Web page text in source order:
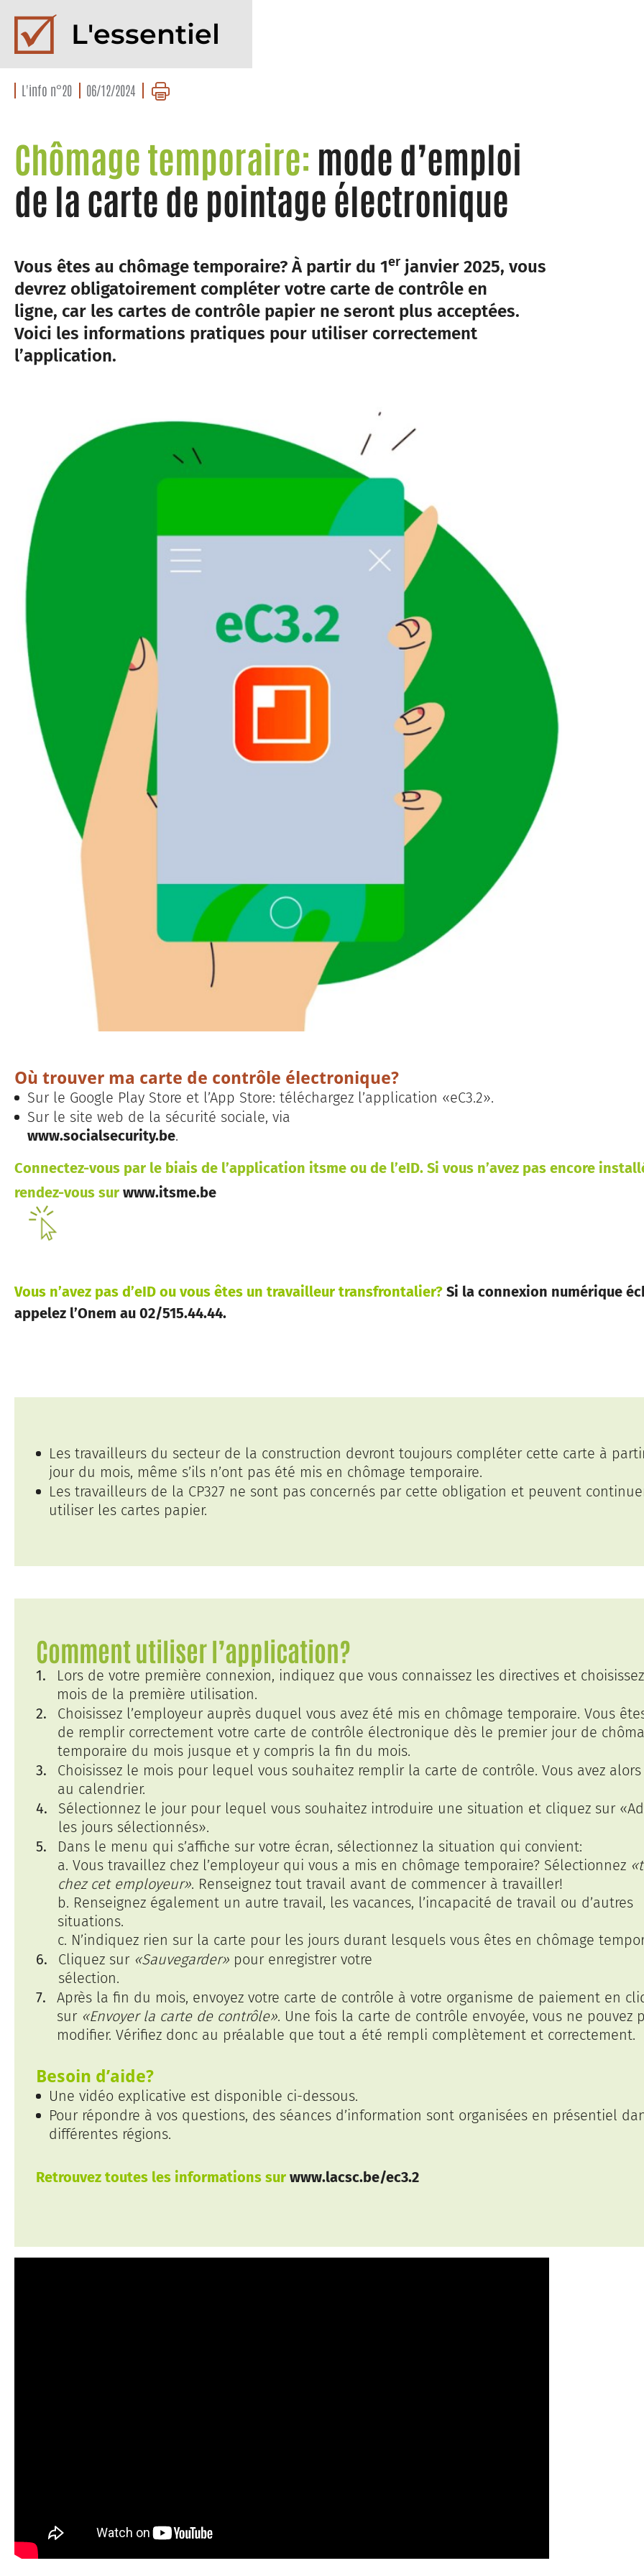
L'essentiel
L'info n°20 06/12/2024
Chômage temporaire: mode d’emploi
de la carte de pointage électronique
Vous êtes au chômage temporaire? À partir du 1er janvier 2025, vous
devrez obligatoirement compléter votre carte de contrôle en
ligne, car les cartes de contrôle papier ne seront plus acceptées.
Voici les informations pratiques pour utiliser correctement
l’application.
Où trouver ma carte de contrôle électronique?
Sur le Google Play Store et l’App Store: téléchargez l’application «eC3.2».
Sur le site web de la sécurité sociale, via
www.socialsecurity.be.
Connectez-vous par le biais de l’application itsme ou de l’eID. Si vous n’avez pas encore
rendez-vous sur www.itsme.be
Vous n’avez pas d’eID ou vous êtes un travailleur transfrontalier? Si la connexion numérique
appelez l’Onem au 02/515.44.44.
Les travailleurs du secteur de la construction devront toujours compléter cette carte à
jour du mois, même s’ils n’ont pas été mis en chômage temporaire.
Les travailleurs de la CP327 ne sont pas concernés par cette obligation et peuvent
utiliser les cartes papier.
Comment utiliser l’application?
Lors de votre première connexion, indiquez que vous connaissez les directives et
mois de la première utilisation.
Choisissez l’employeur auprès duquel vous avez été mis en chômage temporaire. Vous
de remplir correctement votre carte de contrôle électronique dès le premier jour de
temporaire du mois jusque et y compris la fin du mois.
Choisissez le mois pour lequel vous souhaitez remplir la carte de contrôle. Vous avez alors
au calendrier.
Sélectionnez le jour pour lequel vous souhaitez introduire une situation et cliquez sur
les jours sélectionnés».
Dans le menu qui s’affiche sur votre écran, sélectionnez la situation qui convient:
a. Vous travaillez chez l’employeur qui vous a mis en chômage temporaire? Sélectionnez
chez cet employeur». Renseignez tout travail avant de commencer à travailler!
b. Renseignez également un autre travail, les vacances, l’incapacité de travail ou d’autres
situations.
c. N’indiquez rien sur la carte pour les jours durant lesquels vous êtes en chômage
Cliquez sur «Sauvegarder» pour enregistrer votre
sélection.
Après la fin du mois, envoyez votre carte de contrôle à votre organisme de paiement en
sur «Envoyer la carte de contrôle». Une fois la carte de contrôle envoyée, vous ne pouvez
modifier. Vérifiez donc au préalable que tout a été rempli complètement et correctement.
Besoin d’aide?
Une vidéo explicative est disponible ci-dessous.
Pour répondre à vos questions, des séances d’information sont organisées en présentiel
différentes régions.
Retrouvez toutes les informations sur www.lacsc.be/ec3.2